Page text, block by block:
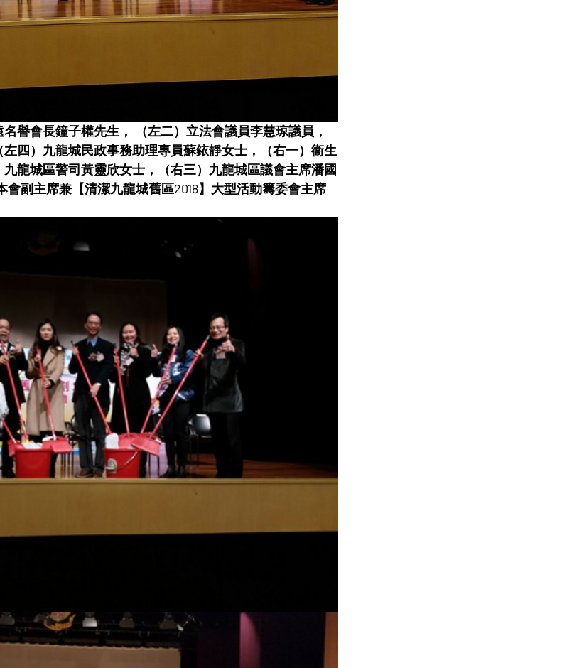
譽會長鐘子權先生， （左二）立法會議員李慧琼議員，
左四）九龍城民政事務助理專員蘇銥靜女士，（右一）衞生
龍城區警司黃靈欣女士，（右三）九龍城區議會主席潘國
會副主席兼【清潔九龍城舊區2018】大型活動籌委會主席